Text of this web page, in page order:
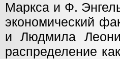
Маркса и Ф.
экономический
и Людмила
распределение